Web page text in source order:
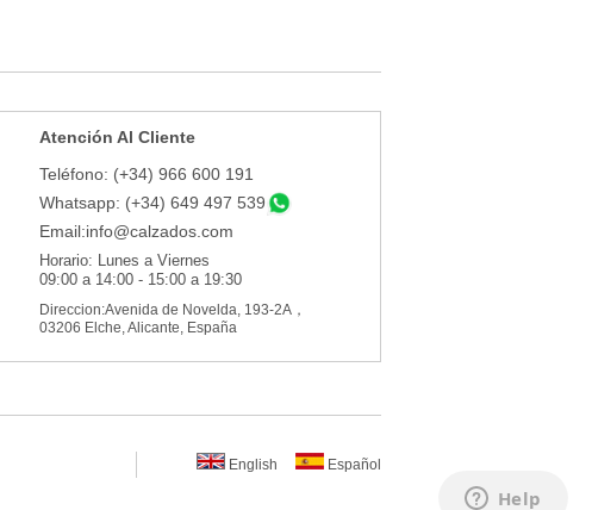
Atención Al Cliente
Teléfono: (+34) 966 600 191
Whatsapp: (+34) 649 497 539
Email:info@calzados.com
Horario: Lunes a Viernes
09:00 a 14:00 - 15:00 a 19:30
Direccion:Avenida de Novelda, 193-2A，
03206 Elche, Alicante, España
English Español